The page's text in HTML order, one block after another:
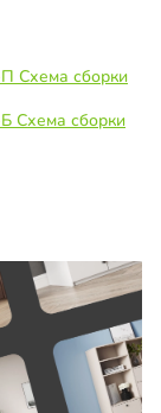
Схема сборки
Схема сборки